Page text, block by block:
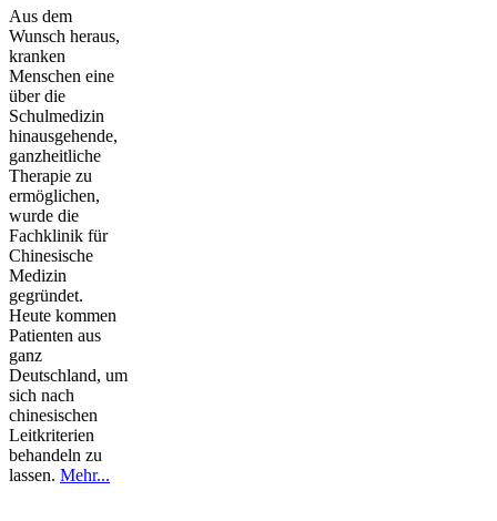
Aus dem
Wunsch heraus,
kranken
Menschen eine
über die
Schulmedizin
hinausgehende,
ganzheitliche
Therapie zu
ermöglichen,
wurde die
Fachklinik für
Chinesische
Medizin
gegründet.
Heute kommen
Patienten aus
ganz
Deutschland, um
sich nach
chinesischen
Leitkriterien
behandeln zu
lassen. Mehr...